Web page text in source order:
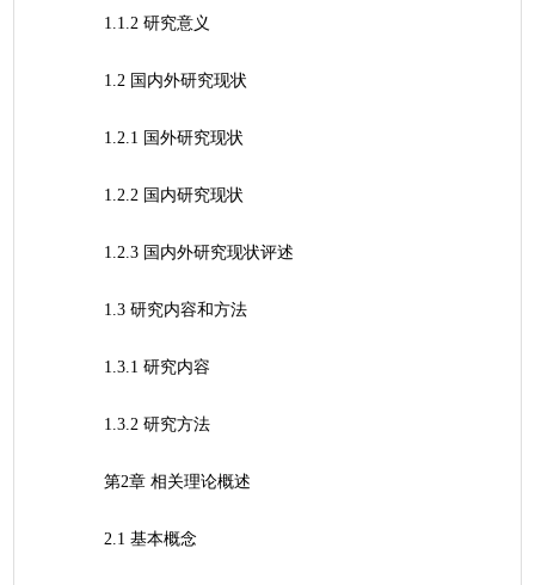
	1.1.2 研究意义
	1.2 国内外研究现状
	1.2.1 国外研究现状
	1.2.2 国内研究现状
	1.2.3 国内外研究现状评述
	1.3 研究内容和方法
	1.3.1 研究内容
	1.3.2 研究方法
	第2章 相关理论概述
	2.1 基本概念